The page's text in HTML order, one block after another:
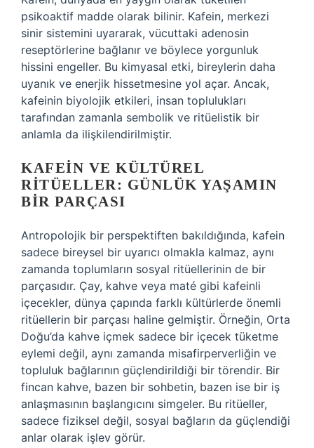
psikoaktif madde olarak bilinir. Kafein, merkezi
sinir sistemini uyararak, vücuttaki adenosin
reseptörlerine bağlanır ve böylece yorgunluk
hissini engeller. Bu kimyasal etki, bireylerin daha
uyanık ve enerjik hissetmesine yol açar. Ancak,
kafeinin biyolojik etkileri, insan toplulukları
tarafından zamanla sembolik ve ritüelistik bir
anlamla da ilişkilendirilmiştir.
KAFEIN VE KÜLTÜREL
RITÜELLER: GÜNLÜK YAŞAMIN
BIR PARÇASI
Antropolojik bir perspektiften bakıldığında, kafein
sadece bireysel bir uyarıcı olmakla kalmaz, aynı
zamanda toplumların sosyal ritüellerinin de bir
parçasıdır. Çay, kahve veya maté gibi kafeinli
içecekler, dünya çapında farklı kültürlerde önemli
ritüellerin bir parçası haline gelmiştir. Örneğin, Orta
Doğu’da kahve içmek sadece bir içecek tüketme
eylemi değil, aynı zamanda misafirperverliğin ve
topluluk bağlarının güçlendirildiği bir törendir. Bir
fincan kahve, bazen bir sohbetin, bazen ise bir iş
anlaşmasının başlangıcını simgeler. Bu ritüeller,
sadece fiziksel değil, sosyal bağların da güçlendiği
anlar olarak işlev görür.